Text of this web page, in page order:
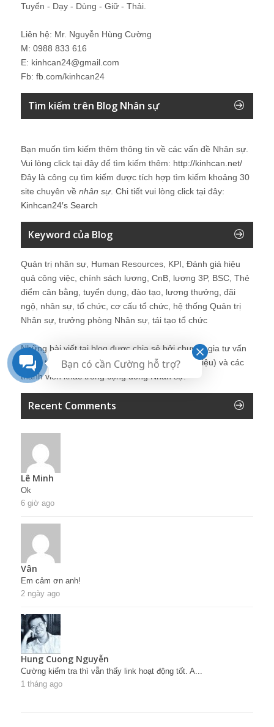
Tuyển - Dạy - Dùng - Giữ - Thải.
Liên hệ: Mr. Nguyễn Hùng Cường
M: 0988 833 616
E: kinhcan24@gmail.com
Fb: fb.com/kinhcan24
Tìm kiếm trên Blog Nhân sự
Bạn muốn tìm kiếm thêm thông tin về các vấn đề Nhân sự
Vui lòng click tại đây để tìm kiếm thêm: http://kinhcan.net/
Đây là công cụ tìm kiếm được tích hợp tìm kiếm khoảng 30
site chuyên về nhân sự. Chi tiết vui lòng click tại đây:
Kinhcan24′s Search
Keyword của Blog
Quản trị nhân sự, Human Resources, KPI, Đánh giá hiệu
quả công việc, chính sách lương, CnB, lương 3P, BSC, Thẻ
điểm cân bằng, tuyển dụng, đào tạo, lương thưởng, đãi
ngộ, nhân sự, tổ chức, cơ cấu tổ chức, hệ thống Quản trị
Nhân sự, trưởng phòng Nhân sự, tái tạo tổ chức
Những bài viết tại blog được chia sẻ bởi chuyên gia tư vấn
Quản trị Nhân sự Nguyễn Hùng Cường (giới thiệu) và các
thành viên khác trong cộng đồng Nhân sự.
Recent Comments
Lê Minh
Ok
6 giờ ago
Vân
Em cảm ơn anh!
2 ngày ago
Hung Cuong Nguyễn
Cường kiểm tra thì vẫn thấy link hoạt động tốt. A...
1 tháng ago
Bạn có cần Cường hỗ trợ?